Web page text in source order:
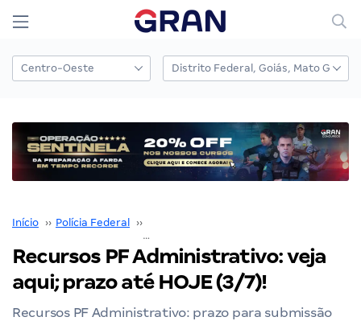
Início ›› Polícia Federal ››
Recursos PF Administrativo: veja
aqui; prazo até HOJE (3/7)!
Recursos PF Administrativo: prazo para submissão